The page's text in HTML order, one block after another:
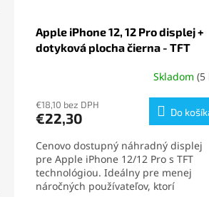
Apple iPhone 12, 12 Pro displej +
dotyková plocha čierna - TFT
Skladom (5
€18,10 bez DPH
€22,30 Do
Cenovo dostupný náhradný displej
pre Apple iPhone 12/12 Pro s TFT
technológiou. Ideálny pre menej
náročných používateľov, ktorí